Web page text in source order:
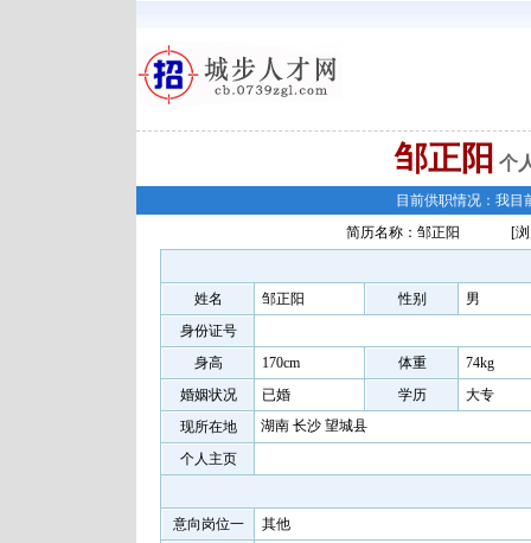
邹正阳 个
目前供职情况：我目
简历名称：邹正阳
[
姓名 邹正阳 性别
男
身份证号
身高
170cm 体重
74kg
婚姻状况
已婚 学历
大专
现所在地
湖南 长沙 望城县
个人主页
意向岗位一
其他